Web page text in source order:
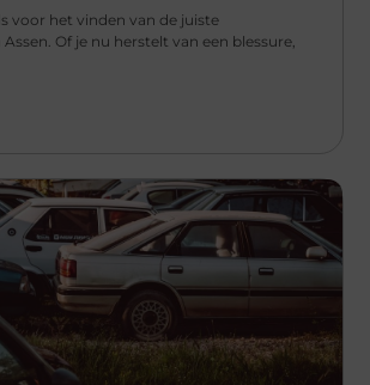
voor het vinden van de juiste
Of je nu herstelt van een blessure,